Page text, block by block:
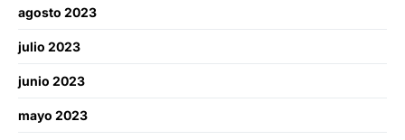
agosto 2023
julio 2023
junio 2023
mayo 2023